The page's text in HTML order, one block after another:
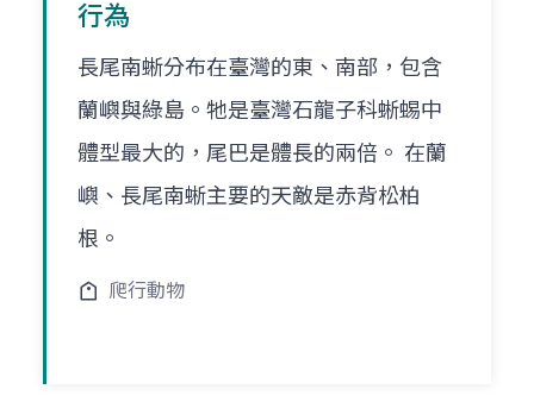
行為
長尾南蜥分布在臺灣的東、南部，包含
蘭嶼與綠島。牠是臺灣石龍子科蜥蜴中
體型最大的，尾巴是體長的兩倍。 在蘭
嶼、長尾南蜥主要的天敵是赤背松柏
根。
爬行動物